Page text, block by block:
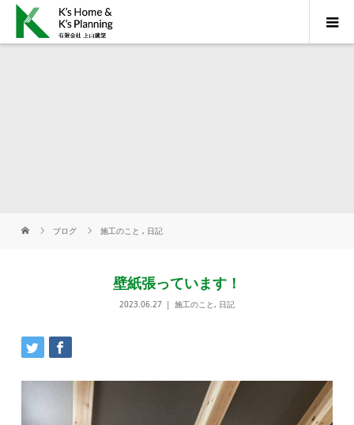
ブログ 施工のこと , 日記
壁紙張っています！
2023.06.27 施工のこと , 日記